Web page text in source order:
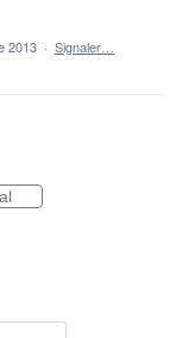
2013 · Signaler…